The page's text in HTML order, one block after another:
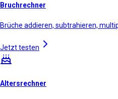
Bruchrechner
Brüche addieren, subtrahieren,
Jetzt testen
Altersrechner